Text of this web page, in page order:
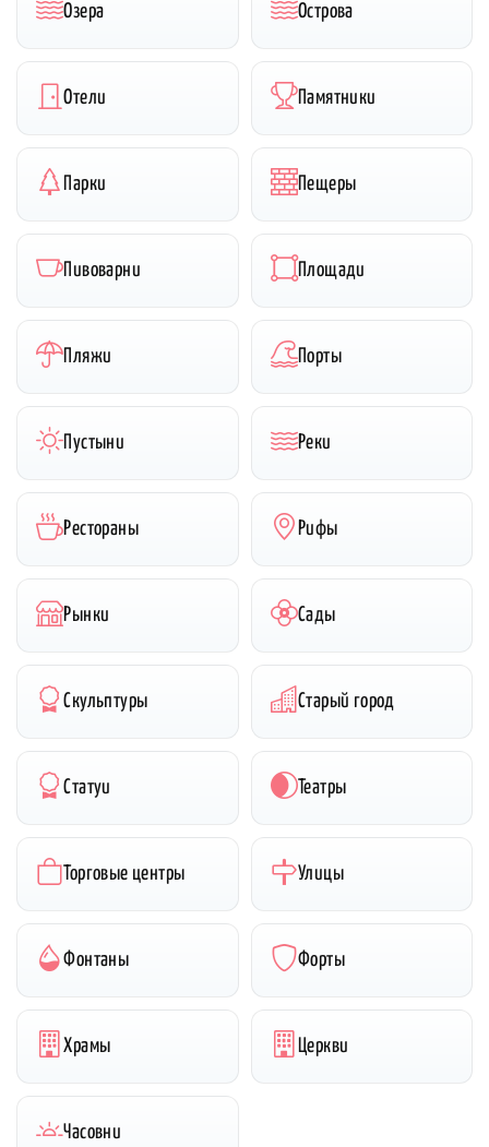
Озера Острова
Отели Памятники
Парки Пещеры
Пивоварни Площади
Пляжи Порты
Пустыни Реки
Рестораны Рифы
Рынки Сады
Скульптуры Старый город
Статуи Театры
Торговые центры Улицы
Фонтаны Форты
Храмы Церкви
Часовни